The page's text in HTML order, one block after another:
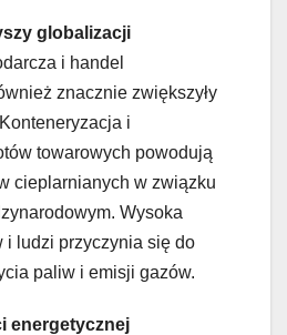
globalizacji
i handel
znacznie zwiększyły
i
towarowych powodują
cieplarnianych w związku
Wysoka
i ludzi przyczynia się do
paliw i emisji gazów.
energetycznej